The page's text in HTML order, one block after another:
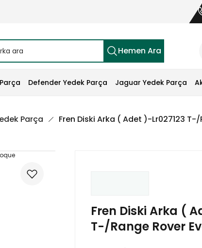
Hemen Ara
Defender Yedek Parça Jaguar Yedek Parça
Parça Fren Diski Arka ( Adet )-Lr027123
Fren Diski Arka (
T-/Range Rover